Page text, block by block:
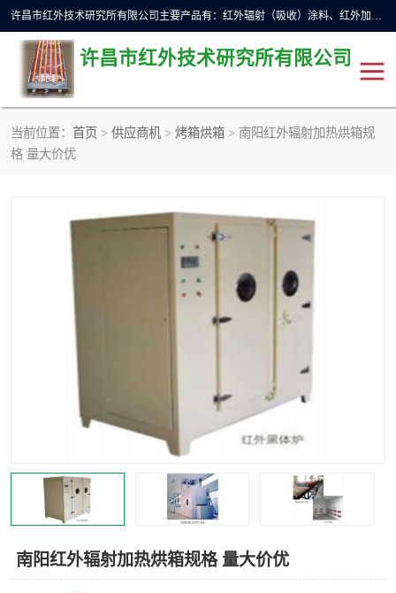
许昌市红外技术研究所有限公司主要产品有：红外辐射（吸收）涂料、红外加热元件、红外辐射加热模块（板）、红外辐射加热炉（箱）、快速红外辐射加热器、系列高端红外加热实验设备、系列红外加热控制器等。
许昌市红外技术研究所有限公司
当前位置： 首页 > 供应商机 > 烤箱烘箱 > 南阳红外辐射加热烘箱规
格 量大价优
南阳红外辐射加热烘箱规格 量大价优
红外加热设备
红外辐射加热模块 定制红外加热实验设备
红外加热元件 红外辐射吸收涂料
高端红外加热实验设备 电工电气
高温涂料 红外加热控制器
热环境试验设备
快速红外辐射聚焦炉 烤箱烘箱